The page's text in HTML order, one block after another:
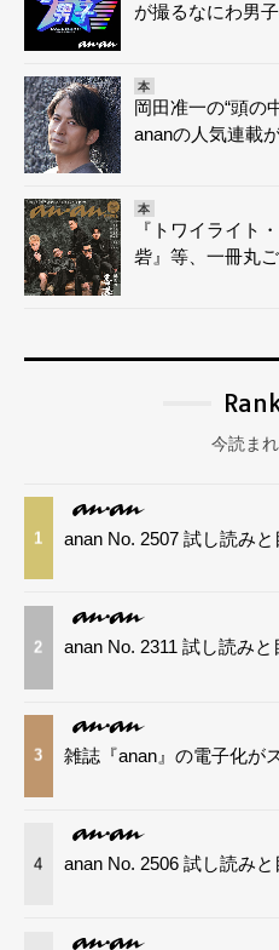
が撮るなにわ男子
本
岡田准一の“頭の
ananの人気連載
本
『トワイライト
砦』等、一冊丸
今読ま
1 anan No. 2507 試し読みと
2 anan No. 2311 試し読みと
3 雑誌『anan』の電子化が
4 anan No. 2506 試し読みと